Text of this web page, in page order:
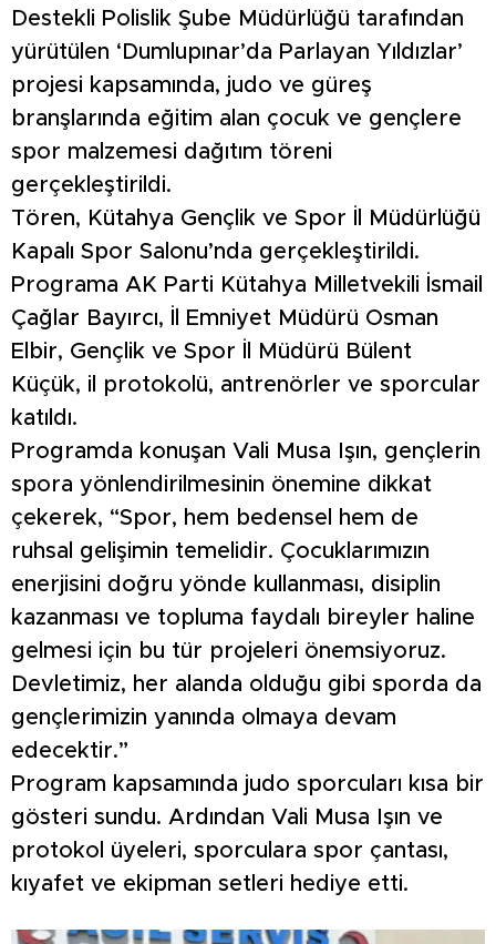
Destekli Polislik Şube Müdürlüğü tarafından
yürütülen ‘Dumlupınar’da Parlayan Yıldızlar’
projesi kapsamında, judo ve güreş
branşlarında eğitim alan çocuk ve gençlere
spor malzemesi dağıtım töreni
gerçekleştirildi.
Tören, Kütahya Gençlik ve Spor İl Müdürlüğü
Kapalı Spor Salonu’nda gerçekleştirildi.
Programa AK Parti Kütahya Milletvekili İsmail
Çağlar Bayırcı, İl Emniyet Müdürü Osman
Elbir, Gençlik ve Spor İl Müdürü Bülent
Küçük, il protokolü, antrenörler ve sporcular
katıldı.
Programda konuşan Vali Musa Işın, gençlerin
spora yönlendirilmesinin önemine dikkat
çekerek, “Spor, hem bedensel hem de
ruhsal gelişimin temelidir. Çocuklarımızın
enerjisini doğru yönde kullanması, disiplin
kazanması ve topluma faydalı bireyler haline
gelmesi için bu tür projeleri önemsiyoruz.
Devletimiz, her alanda olduğu gibi sporda da
gençlerimizin yanında olmaya devam
edecektir.”
Program kapsamında judo sporcuları kısa bir
gösteri sundu. Ardından Vali Musa Işın ve
protokol üyeleri, sporculara spor çantası,
kıyafet ve ekipman setleri hediye etti.